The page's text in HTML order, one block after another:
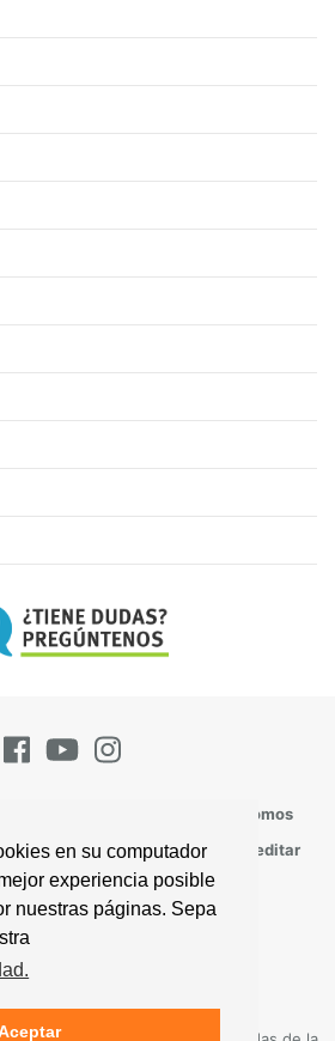
en su computador
experiencia posible
nuestras páginas. Sepa
Quienes Somos
Versículos Para Meditar
Asociación Mundial
Política de Privacidad